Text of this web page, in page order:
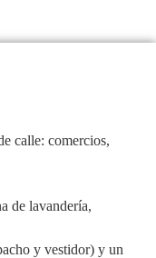
calle: comercios,
de lavandería,
y vestidor) y un